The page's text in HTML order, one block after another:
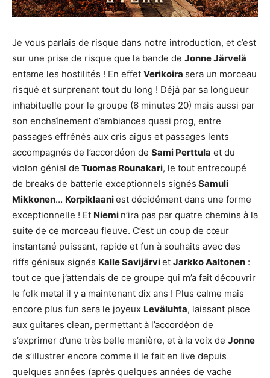
Je vous parlais de risque dans notre introduction, et c’est
sur une prise de risque que la bande de Jonne Järvelä
entame les hostilités ! En effet Verikoira sera un morceau
risqué et surprenant tout du long ! Déjà par sa longueur
inhabituelle pour le groupe (6 minutes 20) mais aussi par
son enchaînement d’ambiances quasi prog, entre
passages effrénés aux cris aigus et passages lents
accompagnés de l’accordéon de Sami Perttula et du
violon génial de Tuomas Rounakari, le tout entrecoupé
de breaks de batterie exceptionnels signés Samuli
Mikkonen… Korpiklaaniest décidément dans une forme
exceptionnelle ! Et Niemi n’ira pas par quatre chemins à la
suite de ce morceau fleuve. C’est un coup de cœur
instantané puissant, rapide et fun à souhaits avec des
riffs géniaux signés Kalle Savijärviet Jarkko Aaltonen :
tout ce que j’attendais de ce groupe qui m’a fait découvrir
le folk metal il y a maintenant dix ans ! Plus calme mais
encore plus fun sera le joyeux Leväluhta, laissant place
aux guitares clean, permettant à l’accordéon de
s’exprimer d’une très belle manière, et à la voix de Jonne
de s’illustrer encore comme il le fait en live depuis
quelques années (après quelques années de vache